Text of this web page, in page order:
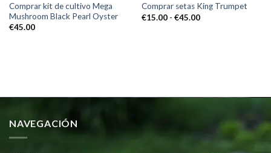
Comprar kit de cultivo Mega
Mushroom Black Pearl Oyster
€45.00
Comprar setas King Trumpet
€15.00 - €45.00Rango
NAVEGACIÓN